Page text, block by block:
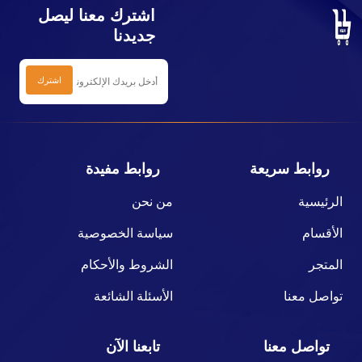
اشترك معنا ليصل
جديدنا
روابط سريعة
الرئيسية
الأقسام
المتجر
تواصل معنا
روابط مفيدة
من نحن
سياسة الخصوصية
الشروط والأحكام
الأسئلة الشائعة
تواصل معنا تابعنا الآن